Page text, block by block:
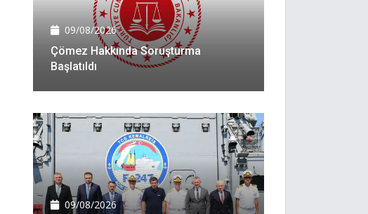
09/08/2026
Çömez Hakkında Soruşturma
Başlatıldı
09/08/2026